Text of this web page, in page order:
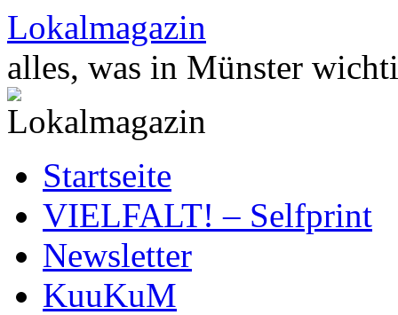
Zum
Inhalt
springen
Lokalmagazin
alles, was in Münster
Startseite
VIELFALT! – Selfprint
Newsletter
KuuKuM